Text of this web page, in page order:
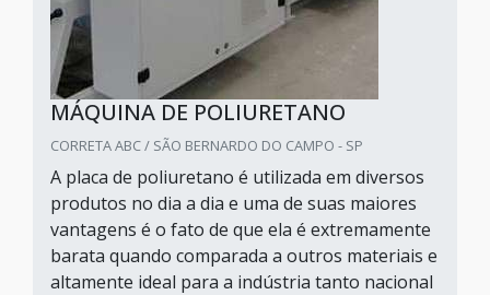
MÁQUINA DE POLIURETANO
CORRETA ABC / SÃO BERNARDO DO CAMPO - SP
A placa de poliuretano é utilizada em diversos
produtos no dia a dia e uma de suas maiores
vantagens é o fato de que ela é extremamente
barata quando comparada a outros materiais e
altamente ideal para a indústria tanto nacional